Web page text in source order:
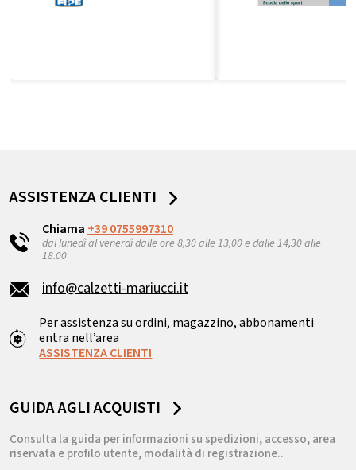
ASSISTENZA CLIENTI
Chiama +39 0755997310
dal lunedì al venerdì dalle ore 8,30 alle 13,00 e dalle 14,30 alle
18.00
info@calzetti-mariucci.it
Per assistenza su ordini, magazzino, abbonamenti
entra nell’area
ASSISTENZA CLIENTI
GUIDA AGLI ACQUISTI
Consulta la guida per informazioni su spedizioni, accesso, area
riservata e profilo utente, modalità di registrazione..